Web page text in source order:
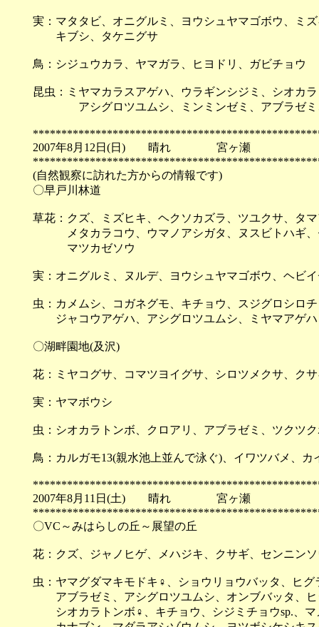
実：マタタビ、オニグルミ、ヨウシュヤマゴボウ、ミ
キブシ、タケニグサ
鳥：シジュウカラ、ヤマガラ、ヒヨドリ、ガビチョウ
昆虫：ミヤマカラスアゲハ、ウラギンシジミ、シオカ
アシグロツユムシ、ミンミンゼミ、アブラゼミ
2007年8月12日(日) 晴れ 宮ヶ瀬
(自然観察に訪れた方からの情報です)
〇早戸川林道
草花：クズ、ミズヒキ、ヘクソカズラ、ツユクサ、タ
メタカラコウ、ウマノアシガタ、ヌスビトハギ、
マツカゼソウ
実：オニグルミ、ヌルデ、ヨウシュヤマゴボウ、ヘビ
虫：カメムシ、コガネグモ、キチョウ、スジグロシロ
ジャコウアゲハ、アシグロツユムシ、ミヤマアゲハ
〇湖畔園地(及沢)
花：ミヤコグサ、コマツヨイグサ、シロツメクサ、ク
実：ヤマボウシ
虫：シオカラトンボ、クロアリ、アブラゼミ、ツクツ
鳥：カルガモ13(親水池上並んで泳ぐ)、イワツバメ、カ
2007年8月11日(土) 晴れ 宮ヶ瀬
〇VC～みはらしの丘～展望の丘
花：クズ、ジャノヒゲ、メハジキ、クサギ、センニン
虫：ヤマグダマキモドキ♀、ショウリョウバッタ、ヒ
アブラゼミ、アシグロツユムシ、オンブバッタ、ヒ
シオカラトンボ♀、キチョウ、シジミチョウsp.、マ